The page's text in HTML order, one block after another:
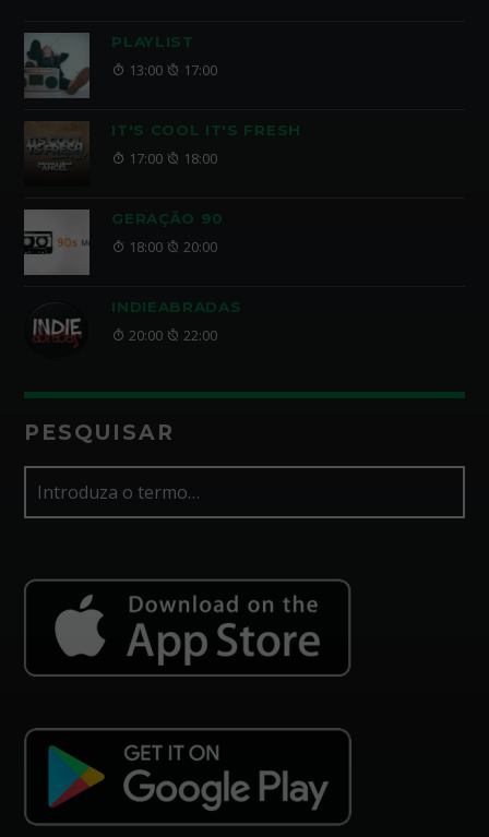
PLAYLIST
13:00 17:00
IT'S COOL IT'S FRESH
17:00 18:00
GERAÇÃO 90
18:00 20:00
INDIEABRADAS
20:00 22:00
PESQUISAR